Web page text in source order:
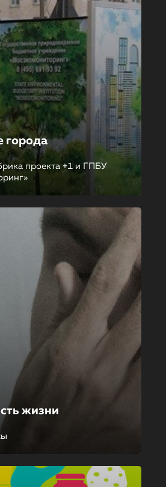
города
проекта +1 и ГПБУ
жизни